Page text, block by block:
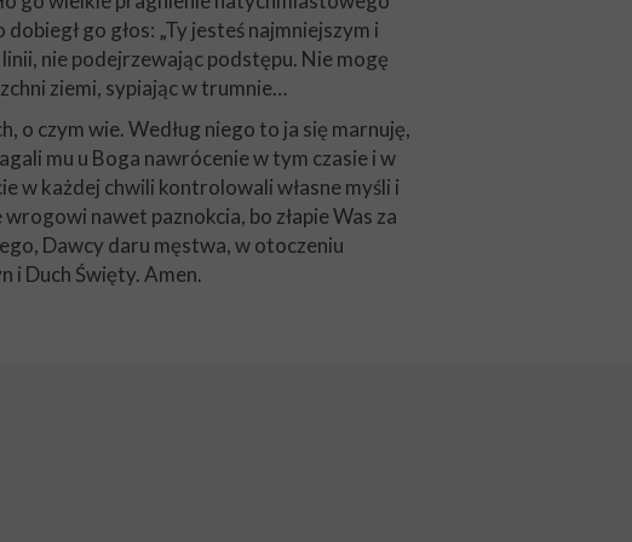
go głos: „Ty jesteś najmniejszym i
nie podejrzewając podstępu. Nie mogę
ziemi, sypiając w trumnie…
o czym wie. Według niego to ja się marnuję,
mu u Boga nawrócenie w tym czasie i w
w każdej chwili kontrolowali własne myśli i
nawet paznokcia, bo złapie Was za
Dawcy daru męstwa, w otoczeniu
i Duch Święty. Amen.